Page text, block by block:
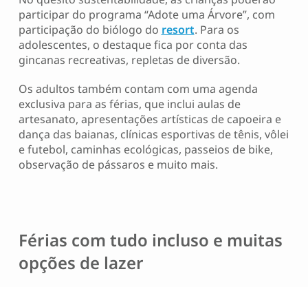
participar do programa “Adote uma Árvore”, com
participação do biólogo do resort. Para os
adolescentes, o destaque fica por conta das
gincanas recreativas, repletas de diversão.
Os adultos também contam com uma agenda
exclusiva para as férias, que inclui aulas de
artesanato, apresentações artísticas de capoeira e
dança das baianas, clínicas esportivas de tênis, vôlei
e futebol, caminhas ecológicas, passeios de bike,
observação de pássaros e muito mais.
Férias com tudo incluso e muitas
opções de lazer